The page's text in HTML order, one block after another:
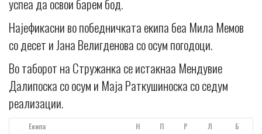
успеа да освои барем бод.
Најефикасни во победничката екипа беа Мила Мемов
со десет и Јана Велигденова со осум погодоци.
Во таборот на Стружанка се истакнаа Мендувие
Далипоска со осум и Маја Раткушиноска со седум
реализации.
Екипа Н П Р Л Б